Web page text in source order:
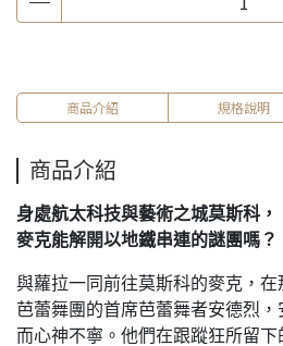
商品介紹 規格說明
商品介紹
身處航太科技與藝術之城莫斯科，
麥克能解開以地鐵串連的謎團嗎？
與蘿拉一同前往莫斯科的麥克，
芭蕾舞團的首席芭蕾舞者安德烈
而心神不寧。他們在跟蹤狂所留